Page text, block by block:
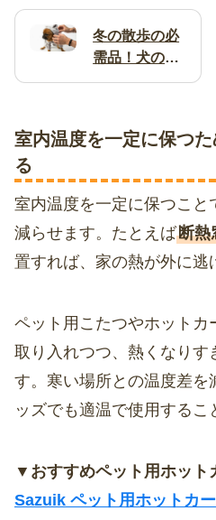
冬の散歩の必
需品！犬の防
寒着・防寒ア
ィアジン）
室内温度を一定に保つ
る
室内温度を一定に保つこと
減らせます。たとえば断熱
置すれば、家の熱が外に逃
ペット用こたつやホットカ
取り入れつつ、熱くなりす
す。寒い場所との温度差を
ッズでも適温で使用するこ
▼おすすめペット用ホット
Sazuik ペット用ホットカ